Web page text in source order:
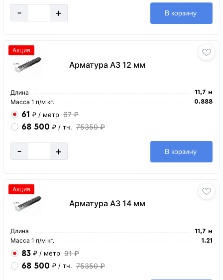
- + В корзину
Арматура А3 12 мм
Акция
Длина 11,7 м
Масса 1 п/м кг. 0.888
61 ₽ / метр 67 ₽
68 500 ₽ / тн. 75350 ₽
- + В корзину
Арматура А3 14 мм
Акция
Длина 11,7 м
Масса 1 п/м кг. 1.21
83 ₽ / метр 91 ₽
68 500 ₽ / тн. 75350 ₽